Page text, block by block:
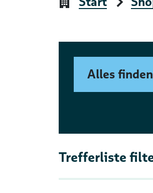
Alles finden
Suche im
Trefferliste